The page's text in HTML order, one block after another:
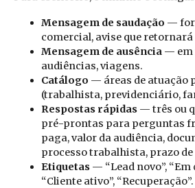
Mensagem de saudação —
comercial, avise que
Mensagem de ausência — em
audiências, viagens.
Catálogo — áreas de atuação
(trabalhista, previdenciário,
Respostas rápidas — três ou
pré-prontas para perguntas
paga, valor da audiência,
processo trabalhista, prazo
Etiquetas — “Lead novo”, “Em
“Cliente ativo”, “Recuperação”.